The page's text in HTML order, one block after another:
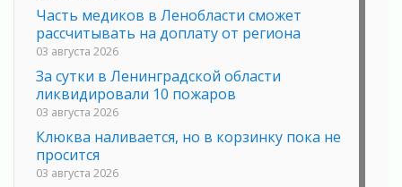
Часть медиков в Ленобласти сможет
рассчитывать на доплату от региона
03 августа 2026
За сутки в Ленинградской области
ликвидировали 10 пожаров
03 августа 2026
Клюква наливается, но в корзинку пока не
просится
03 августа 2026